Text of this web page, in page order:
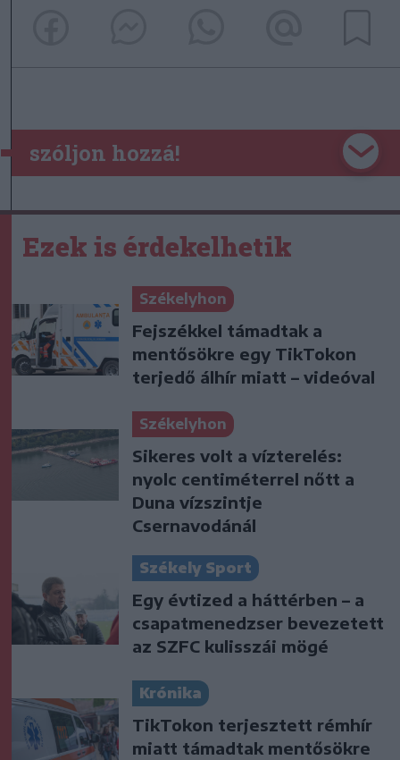
szóljon hozzá!
Ezek is érdekelhetik
Székelyhon
Fejszékkel támadtak a
mentősökre egy TikTokon
terjedő álhír miatt – videóval
Székelyhon
Sikeres volt a vízterelés:
nyolc centiméterrel nőtt a
Duna vízszintje
Csernavodánál
Székely Sport
Egy évtized a háttérben – a
csapatmenedzser bevezetett
az SZFC kulisszái mögé
Krónika
TikTokon terjesztett rémhír
miatt támadtak mentősökre